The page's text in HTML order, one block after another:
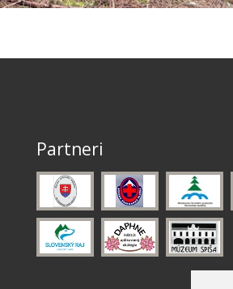
Partneri